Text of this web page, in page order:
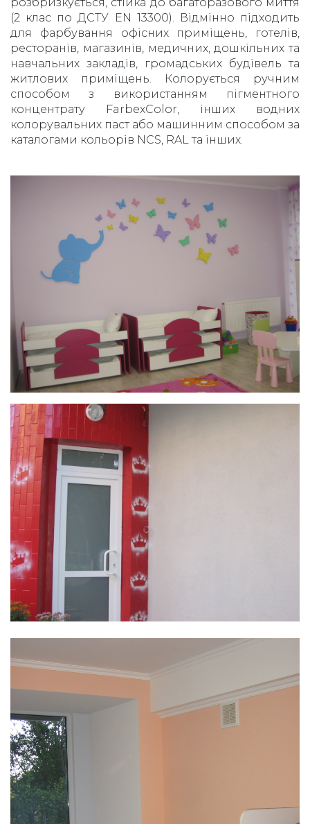
(2 клас по ДСТУ EN 13300). Відмінно підходить
для фарбування офісних приміщень, готелів,
ресторанів, магазинів, медичних, дошкільних та
навчальних закладів, громадських будівель та
житлових приміщень. Колорується ручним
способом з використанням пігментного
концентрату FarbexColor, інших водних
колорувальних паст або машинним способом за
каталогами кольорів NCS, RAL та інших.